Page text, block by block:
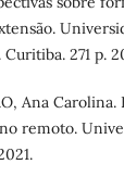
271 p.
Ana Carolina.
remoto.